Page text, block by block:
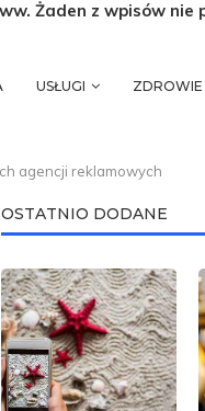
Żaden z wpisów nie
USŁUGI ZDROWIE
agencji reklamowych
OSTATNIO DODANE